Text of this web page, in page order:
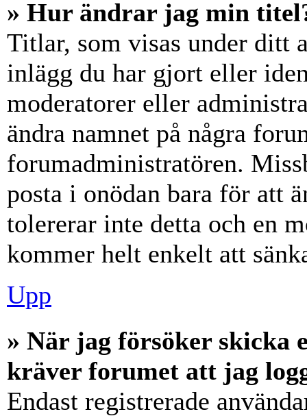
» Hur ändrar jag min
Titlar, som visas under ditt
inlägg du har gjort eller
moderatorer eller
ändra namnet på några
forumadministratören.
posta i onödan bara för att
tolererar inte detta och en
kommer helt enkelt att
Upp
» När jag försöker skicka
kräver forumet att jag
Endast registrerade